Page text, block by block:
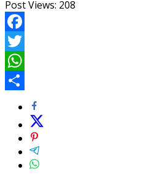
Post Views: 208
Facebook
Twitter
WhatsApp